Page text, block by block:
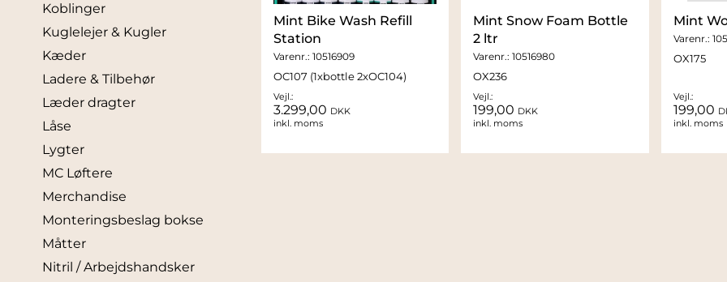
Koblinger
Kuglelejer & Kugler
Kæder
Ladere & Tilbehør
Læder dragter
Låse
Lygter
MC Løftere
Merchandise
Monteringsbeslag bokse
Måtter
Nitril / Arbejdshandsker
Mint Bike Wash Refill
Station
Varenr.: 10516909
OC107 (1xbottle 2xOC104)
Vejl.:
3.299,00 DKK
inkl. moms
Mint Snow Foam Bottle
2 ltr
Varenr.:10516980
OX236
Vejl.:
199,00 DKK
inkl. moms
Mint
Varenr.:
OX175
Vejl.:
199,00
inkl. moms